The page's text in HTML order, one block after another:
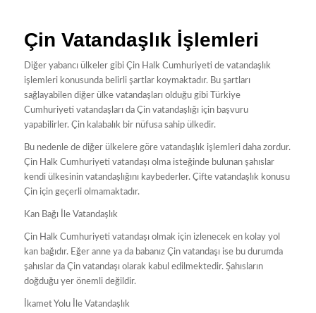
Çin Vatandaşlık İşlemleri
Diğer yabancı ülkeler gibi Çin Halk Cumhuriyeti de vatandaşlık
işlemleri konusunda belirli şartlar koymaktadır. Bu şartları
sağlayabilen diğer ülke vatandaşları olduğu gibi Türkiye
Cumhuriyeti vatandaşları da Çin vatandaşlığı için başvuru
yapabilirler. Çin kalabalık bir nüfusa sahip ülkedir.
Bu nedenle de diğer ülkelere göre vatandaşlık işlemleri daha zordur.
Çin Halk Cumhuriyeti vatandaşı olma isteğinde bulunan şahıslar
kendi ülkesinin vatandaşlığını kaybederler. Çifte vatandaşlık konusu
Çin için geçerli olmamaktadır.
Kan Bağı İle Vatandaşlık
Çin Halk Cumhuriyeti vatandaşı olmak için izlenecek en kolay yol
kan bağıdır. Eğer anne ya da babanız Çin vatandaşı ise bu durumda
şahıslar da Çin vatandaşı olarak kabul edilmektedir. Şahısların
doğduğu yer önemli değildir.
İkamet Yolu İle Vatandaşlık